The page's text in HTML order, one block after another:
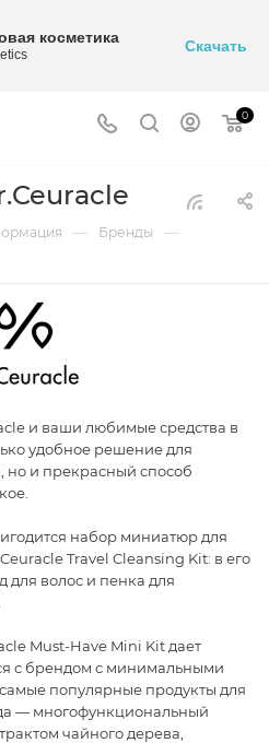
0
— Бренды —
и ваши любимые средства в
удобное решение для
но и прекрасный способ
набор миниатюр для
Travel Cleansing Kit: в его
для волос и пенка для
Must-Have Mini Kit дает
с брендом с минимальными
популярные продукты для
— многофункциональный
чайного дерева,
косметика Скачать